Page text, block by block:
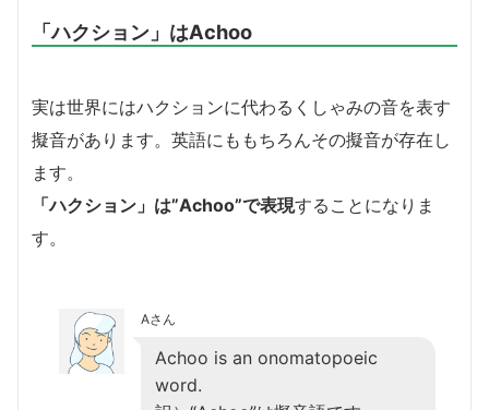
「ハクション」はAchoo
実は世界にはハクションに代わるくしゃみの音を表す
擬音があります。英語にももちろんその擬音が存在し
ます。
「ハクション」は”Achoo”で表現することになりま
す。
Aさん
Achoo is an onomatopoeic
word.